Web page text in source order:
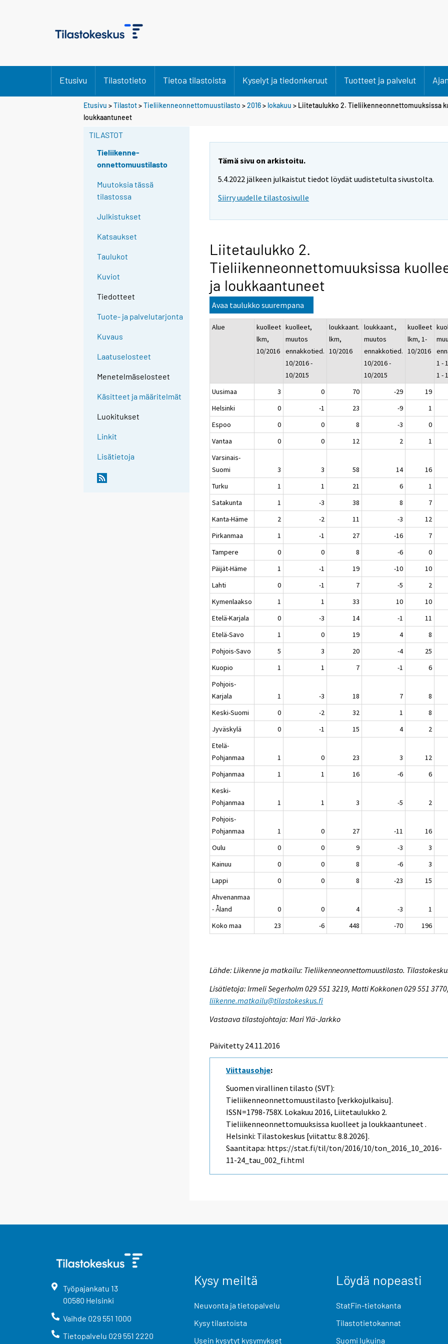
Etusivu Tilastotieto Tietoa tilastoista Kyselyt ja tiedonkeruut Tuotteet ja palvelut
Etusivu >Tilastot>Tieliikenneonnettomuustilasto >2016> lokakuu > Liitetaulukko 2. Tieliikenneonnettomuuksissa
loukkaantuneet
TILASTOT
Tieliikenne-
onnettomuustilasto
Muutoksia tässä
tilastossa
Julkistukset
Katsaukset
Taulukot
Kuviot
Tiedotteet
Tuote- ja palvelutarjonta
Kuvaus
Laatuselosteet
Menetelmäselosteet
Käsitteet ja määritelmät
Luokitukset
Linkit
Lisätietoja
Tämä sivu on arkistoitu.
5.4.2022 jälkeen julkaistut tiedot löydät uudistetulta sivustolta.
Siirry uudelle tilastosivulle
Liitetaulukko 2.
Tieliikenneonnettomuuksissa
ja loukkaantuneet
Avaa taulukko suurempana
Alue
kuolleet
lkm,
10/2016
kuolleet,
muutos
ennakkotied.
10/2016 -
10/2015
loukkaant.
lkm,
10/2016
loukkaant.,
muutos
ennakkotied.
10/2016 -
10/2015
kuolleet
lkm, 1-
10/2016
1 -
1 -
Uusimaa
3 0 70 -29 19
Helsinki
0 -1 23 -9 1
Espoo
0 0 8 -3 0
Vantaa
0 0 12 2 1
Varsinais-
Suomi
3 3 58 14 16
Turku
1 1 21 6 1
Satakunta
1 -3 38 8 7
Kanta-Häme
2 -2 11 -3 12
Pirkanmaa
1 -1 27 -16 7
Tampere
0 0 8 -6 0
Päijät-Häme
1 -1 19 -10 10
Lahti
0 -1 7 -5 2
Kymenlaakso
1 1 33 10 10
Etelä-Karjala
0 -3 14 -1 11
Etelä-Savo
1 0 19 4 8
Pohjois-Savo
5 3 20 -4 25
Kuopio
1 1 7 -1 6
Pohjois-
Karjala
1 -3 18 7 8
Keski-Suomi
0 -2 32 1 8
Jyväskylä
0 -1 15 4 2
Etelä-
Pohjanmaa
1 0 23 3 12
Pohjanmaa
1 1 16 -6 6
Keski-
Pohjanmaa
1 1 3 -5 2
Pohjois-
Pohjanmaa
1 0 27 -11 16
Oulu
0 0 9 -3 3
Kainuu
0 0 8 -6 3
Lappi
0 0 8 -23 15
Ahvenanmaa
- Åland
0 0 4 -3 1
Koko maa
23 -6 448 -70 196
Lähde: Liikenne ja matkailu: Tieliikenneonnettomuustilasto.
Lisätietoja: Irmeli Segerholm 029 551 3219, Matti Kokkonen 029 551 3770,
liikenne.matkailu@tilastokeskus.fi
Vastaava tilastojohtaja: Mari Ylä-Jarkko
Päivitetty 24.11.2016
Viittausohje:
Suomen virallinen tilasto (SVT):
Tieliikenneonnettomuustilasto [verkkojulkaisu].
ISSN=1798-758X. Lokakuu 2016, Liitetaulukko 2.
Tieliikenneonnettomuuksissa kuolleet ja loukkaantuneet .
Helsinki: Tilastokeskus [viitattu: 8.8.2026].
Saantitapa: https://stat.fi/til/ton/2016/10/ton_2016_10_2016-
11-24_tau_002_fi.html
Työpajankatu 13
00580 Helsinki
Vaihde 029 551 1000
Tietopalvelu 029 551 2220
Kysy meiltä
Neuvonta ja tietopalvelu
Kysy tilastoista
Usein kysytyt kysymykset
Löydä nopeasti
StatFin-tietokanta
Tilastotietokannat
Suomi lukuina